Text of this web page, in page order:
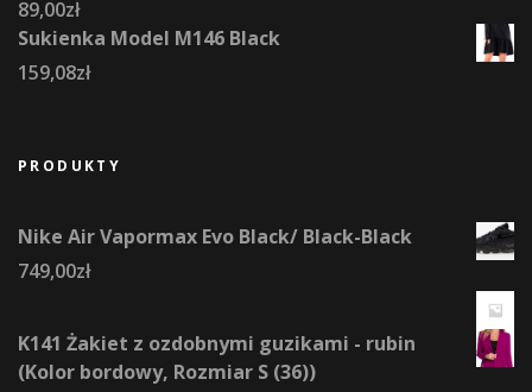
89,00zł
Sukienka Model M146 Black
159,08zł
PRODUKTY
Nike Air Vapormax Evo Black/ Black-Black
749,00zł
K141 Żakiet z ozdobnymi guzikami - rubin
(Kolor bordowy, Rozmiar S (36))